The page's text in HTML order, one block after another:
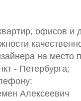
офисов и
на место
- Петербурга;
Алексеевич